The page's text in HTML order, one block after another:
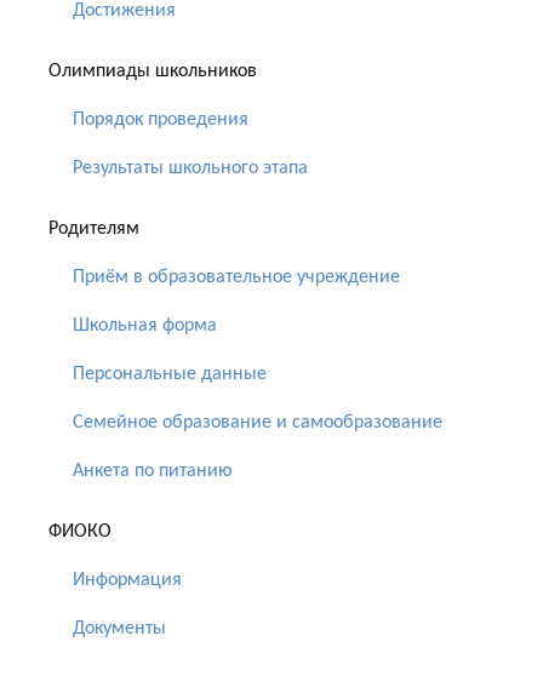
Достижения
Олимпиады школьников
Порядок проведения
Результаты школьного этапа
Родителям
Приём в образовательное учреждение
Школьная форма
Персональные данные
Семейное образование и самообразование
Анкета по питанию
ФИОКО
Информация
Документы